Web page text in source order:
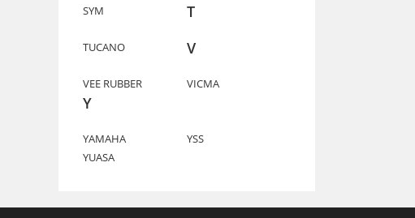
SYM
T
TUCANO V
VEE RUBBER VICMA
Y
YAMAHA
YSS
YUASA